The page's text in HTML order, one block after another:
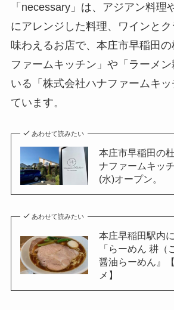
「necessary」は、アジアン料理
にアレンジした料理、ワインと
味わえるお店で、本庄市早稲田
ファームキッチン」や「ラーメ
いる「株式会社ハナファームキ
ています。
あわせて読みたい
本庄市早稲田の
ナファームキッ
(水)オープン。
あわせて読みたい
本庄早稲田駅内
「らーめん 耕（
醤油らーめん』
メ】